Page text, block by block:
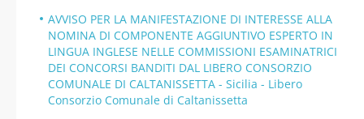
AVVISO PER LA MANIFESTAZIONE DI INTERESSE ALLA
NOMINA DI COMPONENTE AGGIUNTIVO ESPERTO IN
LINGUA INGLESE NELLE COMMISSIONI ESAMINATRICI
DEI CONCORSI BANDITI DAL LIBERO CONSORZIO
COMUNALE DI CALTANISSETTA - Sicilia - Libero
Consorzio Comunale di Caltanissetta